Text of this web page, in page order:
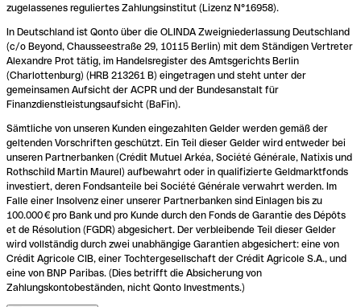
zugelassenes reguliertes Zahlungsinstitut (Lizenz N°16958).
In Deutschland ist Qonto über die OLINDA Zweigniederlassung Deutschland
(c/o Beyond, Chausseestraße 29, 10115 Berlin) mit dem Ständigen Vertreter
Alexandre Prot tätig, im Handelsregister des Amtsgerichts Berlin
(Charlottenburg) (HRB 213261 B) eingetragen und steht unter der
gemeinsamen Aufsicht der ACPR und der Bundesanstalt für
Finanzdienstleistungsaufsicht (BaFin).
Sämtliche von unseren Kunden eingezahlten Gelder werden gemäß der
geltenden Vorschriften geschützt. Ein Teil dieser Gelder wird entweder bei
unseren Partnerbanken (Crédit Mutuel Arkéa, Société Générale, Natixis und
Rothschild Martin Maurel) aufbewahrt oder in qualifizierte Geldmarktfonds
investiert, deren Fondsanteile bei Société Générale verwahrt werden. Im
Falle einer Insolvenz einer unserer Partnerbanken sind Einlagen bis zu
100.000 € pro Bank und pro Kunde durch den Fonds de Garantie des Dépôts
et de Résolution (FGDR) abgesichert. Der verbleibende Teil dieser Gelder
wird vollständig durch zwei unabhängige Garantien abgesichert: eine von
Crédit Agricole CIB, einer Tochtergesellschaft der Crédit Agricole S.A., und
eine von BNP Paribas. (Dies betrifft die Absicherung von
Zahlungskontobeständen, nicht Qonto Investments.)